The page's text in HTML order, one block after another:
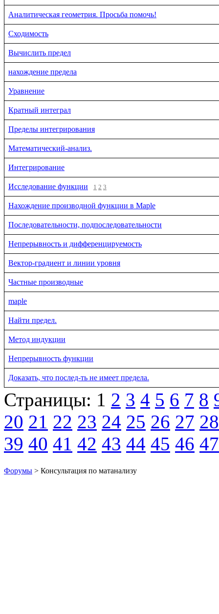
Аналитическая геометрия. Просьба помочь!
Сходимость
Вычислить предел
нахождение предела
Уравнение
Кратный интеграл
Пределы интегрирования
Математический-анализ.
Интегрирование
Исследование функции 1 2 3
Нахождение производной функции в Maple
Последовательности, подпоследовательности
Непрерывность и дифференцируемость
Вектор-градиент и линии уровня
Частные производные
maple
Найти предел.
Метод индукции
Непрерывность функции
Доказать, что послед-ть не имеет предела.
Страницы: 1 2 3 4 5 6 7 8
20 21 22 23 24 25 26 27 28
39 40 41 42 43 44 45 46 47
Форумы > Консультация по матанализу